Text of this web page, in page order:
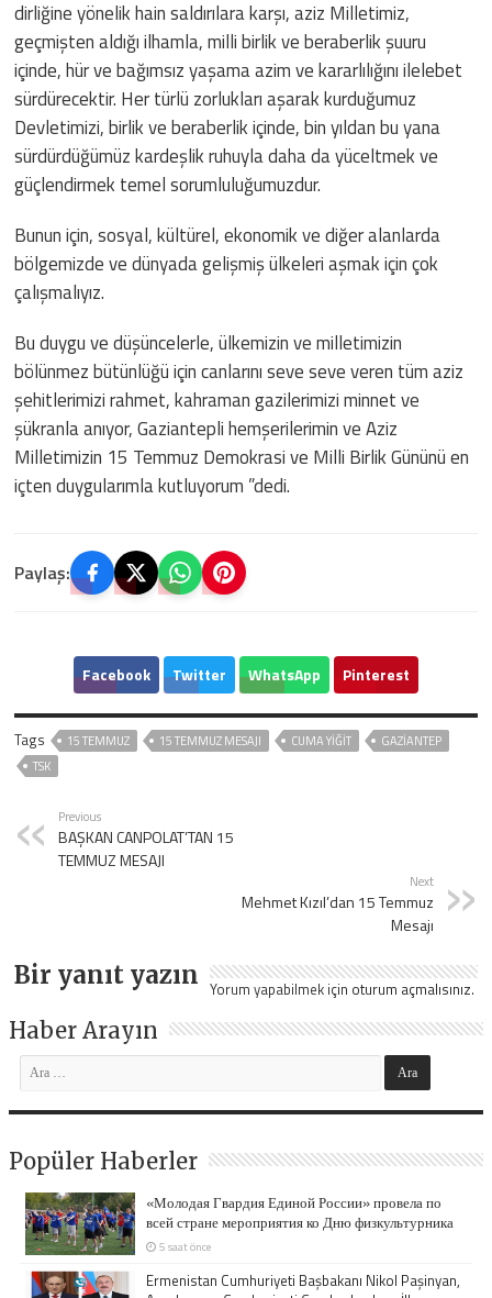
dirliğine yönelik hain saldırılara karşı, aziz Milletimiz,
geçmişten aldığı ilhamla, milli birlik ve beraberlik şuuru
içinde, hür ve bağımsız yaşama azim ve kararlılığını ilelebet
sürdürecektir. Her türlü zorlukları aşarak kurduğumuz
Devletimizi, birlik ve beraberlik içinde, bin yıldan bu yana
sürdürdüğümüz kardeşlik ruhuyla daha da yüceltmek ve
güçlendirmek temel sorumluluğumuzdur.
Bunun için, sosyal, kültürel, ekonomik ve diğer alanlarda
bölgemizde ve dünyada gelişmiş ülkeleri aşmak için çok
çalışmalıyız.
Bu duygu ve düşüncelerle, ülkemizin ve milletimizin
bölünmez bütünlüğü için canlarını seve seve veren tüm aziz
şehitlerimizi rahmet, kahraman gazilerimizi minnet ve
şükranla anıyor, Gaziantepli hemşerilerimin ve Aziz
Milletimizin 15 Temmuz Demokrasi ve Milli Birlik Gününü en
içten duygularımla kutluyorum ”dedi.
Paylaş:
Facebook Twitter WhatsApp Pinterest
Tags 15 TEMMUZ 15 TEMMUZ MESAJI CUMA YİĞİT
GAZIANTEP
TSK
Previous
BAŞKAN CANPOLAT’TAN 15
TEMMUZ MESAJI
Next
Mehmet Kızıl’dan 15 Temmuz
Mesajı
Bir yanıt yazın Yorum yapabilmek için oturum açmalısınız.
Haber Arayın
Popüler Haberler
«Молодая Гвардия Единой России» провела по
всей стране мероприятия ко Дню физкультурника
5 saat önce
Ermenistan Cumhuriyeti Başbakanı Nikol Paşinyan,